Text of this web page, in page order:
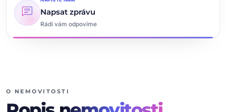
chat Napsat zprávu
Rádi vám odpovíme
O NEMOVITOSTI